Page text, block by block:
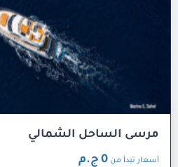
مرسى الساحل الشمالي
أسعار تبدأ من 0 ج.م